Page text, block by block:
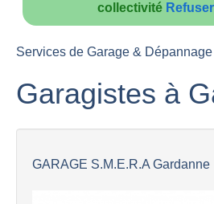
collectivité
Services de Garage &
Garagistes à
GARAGE S.M.E.R.A Gardanne